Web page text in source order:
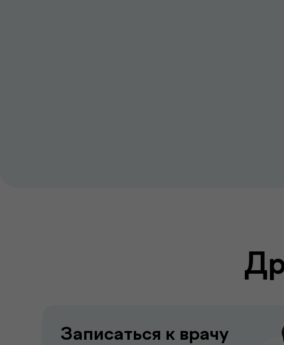
Записаться к врачу